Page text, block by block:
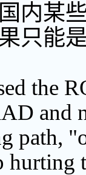
内某
只能
the
and
path,